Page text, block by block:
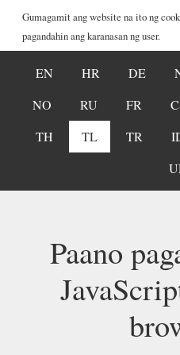
Gumagamit ang website na ito ng
pagandahin ang karanasan ng user.
EN HR DE
NO
RU FR
TH
TL TR
Paano